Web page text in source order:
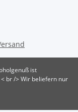
ist
br /> Wir beliefern nur